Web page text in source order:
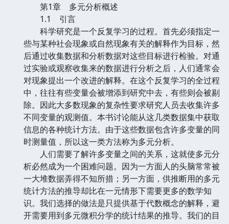
第1章 多元分析概述
1.1 引言
科学研究是一个反复学习的过程。首先必须指定一
些与某种社会现象或自然现象有关的解释作为目标，然
后通过收集数据和分析数据对这些目标进行检验。对通
过实验或观察收集来的数据进行分析之后，人们通常会
对现象提出一个改进的解释。在这个反复学习的全过程
中，往往有些变量会被增添到研究中去，有些则会被剔
除。因此大多数现象的复杂性要求研究人员去收集许多
不同变量的观测值。本书讨论能从这几类数据集中获取
信息的各种统计方法。由于这些数据包含许多变量的同
时测量值，所以这一类方法称为多元分析。
人们需要了解许多变量之间的关系，这就使多元分
析必然成为一个困难问题。因为一方面人的头脑常常被
一大堆数据弄得不知所措；另一方面，供推断用的多元
统计方法的推导却比在一元情形下需要更多的数学知
识。我们选择的做法是只提供基于代数概念的解释，避
开需要用到多元微积分学的统计结果的推导。我们的目